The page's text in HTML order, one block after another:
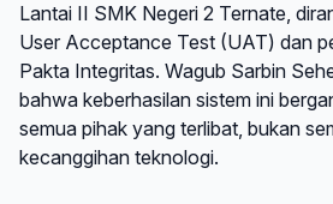
Lantai II SMK Negeri 2 Ternate,
User Acceptance Test (UAT) dan
Pakta Integritas. Wagub Sarbin
bahwa keberhasilan sistem ini
semua pihak yang terlibat, bukan
kecanggihan teknologi.